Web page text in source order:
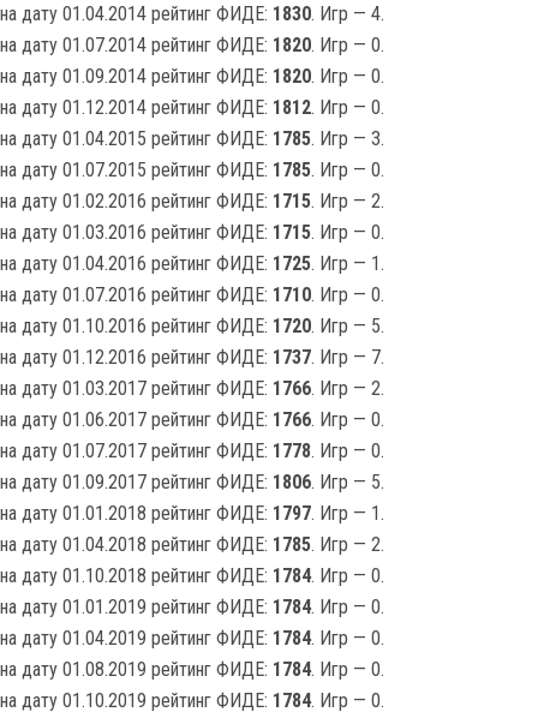
на дату 01.04.2014 рейтинг ФИДЕ: 1830. Игр — 4.
на дату 01.07.2014 рейтинг ФИДЕ: 1820. Игр — 0.
на дату 01.09.2014 рейтинг ФИДЕ: 1820. Игр — 0.
на дату 01.12.2014 рейтинг ФИДЕ: 1812. Игр — 0.
на дату 01.04.2015 рейтинг ФИДЕ: 1785. Игр — 3.
на дату 01.07.2015 рейтинг ФИДЕ: 1785. Игр — 0.
на дату 01.02.2016 рейтинг ФИДЕ: 1715. Игр — 2.
на дату 01.03.2016 рейтинг ФИДЕ: 1715. Игр — 0.
на дату 01.04.2016 рейтинг ФИДЕ: 1725. Игр — 1.
на дату 01.07.2016 рейтинг ФИДЕ: 1710. Игр — 0.
на дату 01.10.2016 рейтинг ФИДЕ: 1720. Игр — 5.
на дату 01.12.2016 рейтинг ФИДЕ: 1737. Игр — 7.
на дату 01.03.2017 рейтинг ФИДЕ: 1766. Игр — 2.
на дату 01.06.2017 рейтинг ФИДЕ: 1766. Игр — 0.
на дату 01.07.2017 рейтинг ФИДЕ: 1778. Игр — 0.
на дату 01.09.2017 рейтинг ФИДЕ: 1806. Игр — 5.
на дату 01.01.2018 рейтинг ФИДЕ: 1797. Игр — 1.
на дату 01.04.2018 рейтинг ФИДЕ: 1785. Игр — 2.
на дату 01.10.2018 рейтинг ФИДЕ: 1784. Игр — 0.
на дату 01.01.2019 рейтинг ФИДЕ: 1784. Игр — 0.
на дату 01.04.2019 рейтинг ФИДЕ: 1784. Игр — 0.
на дату 01.08.2019 рейтинг ФИДЕ: 1784. Игр — 0.
на дату 01.10.2019 рейтинг ФИДЕ: 1784. Игр — 0.